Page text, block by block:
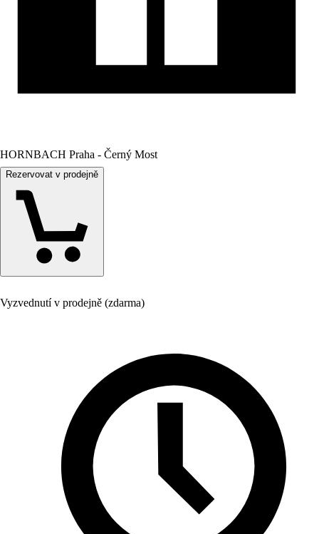
HORNBACH Praha - Černý Most
Rezervovat v prodejně
Vyzvednutí v prodejně (zdarma)